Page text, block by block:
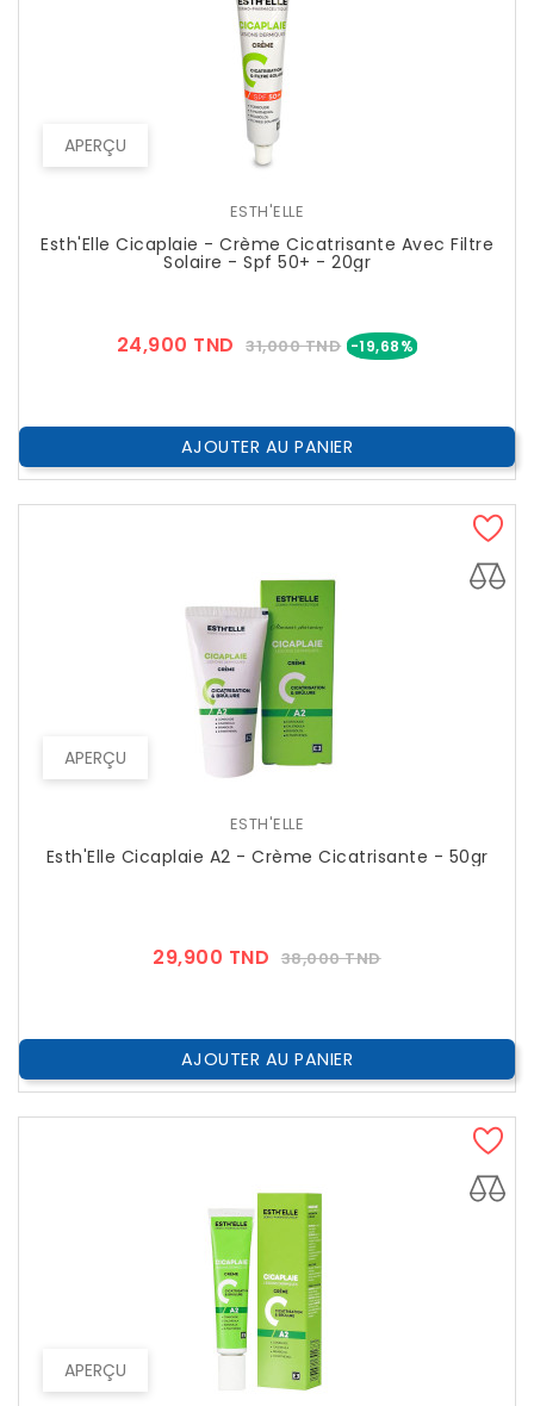
APERÇU
ESTH'ELLE
Esth'Elle Cicaplaie - Crème Cicatrisante Avec Filtre
Solaire - Spf 50+ - 20gr
24,900 TND Prix
31,000 TND -19,68%Prix
AJOUTER AU PANIER
APERÇU
ESTH'ELLE
Esth'Elle Cicaplaie A2 - Crème Cicatrisante - 50gr
29,900 TND Prix
38,000 TNDPrix
AJOUTER AU PANIER
APERÇU